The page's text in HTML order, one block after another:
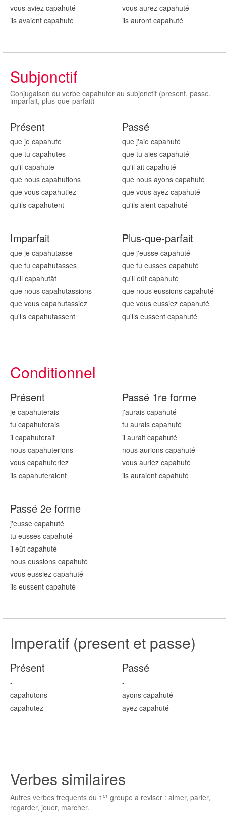
vous aviez capahuté
ils avaient capahuté
vous aurez capahuté
ils auront capahuté
Subjonctif
Conjugaison du verbe capahuter au subjonctif (present, passe,
imparfait, plus-que-parfait)
Présent
que je capahute
que tu capahutes
qu'il capahute
que nous capahutions
que vous capahutiez
qu'ils capahutent
Passé
que j'aie capahuté
que tu aies capahuté
qu'il ait capahuté
que nous ayons capahuté
que vous ayez capahuté
qu'ils aient capahuté
Imparfait
que je capahutasse
que tu capahutasses
qu'il capahutât
que nous capahutassions
que vous capahutassiez
qu'ils capahutassent
Plus-que-parfait
que j'eusse capahuté
que tu eusses capahuté
qu'il eût capahuté
que nous eussions capahuté
que vous eussiez capahuté
qu'ils eussent capahuté
Conditionnel
Présent
je capahuterais
tu capahuterais
il capahuterait
nous capahuterions
vous capahuteriez
ils capahuteraient
Passé 1re forme
j'aurais capahuté
tu aurais capahuté
il aurait capahuté
nous aurions capahuté
vous auriez capahuté
ils auraient capahuté
Passé 2e forme
j'eusse capahuté
tu eusses capahuté
il eût capahuté
nous eussions capahuté
vous eussiez capahuté
ils eussent capahuté
Imperatif (present et passe)
Présent
-
capahutons
capahutez
Passé
-
ayons capahuté
ayez capahuté
Verbes similaires
Autres verbes frequents du 1 er groupe a reviser : aimer, parler,
regarder, jouer, marcher.